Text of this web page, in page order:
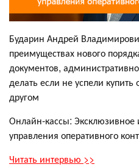
Бударин Андрей
преимуществах нового
документов,
делать если не успели
другом
Онлайн-кассы: Эксклюзивное
управления оперативного
Читать интервью >>